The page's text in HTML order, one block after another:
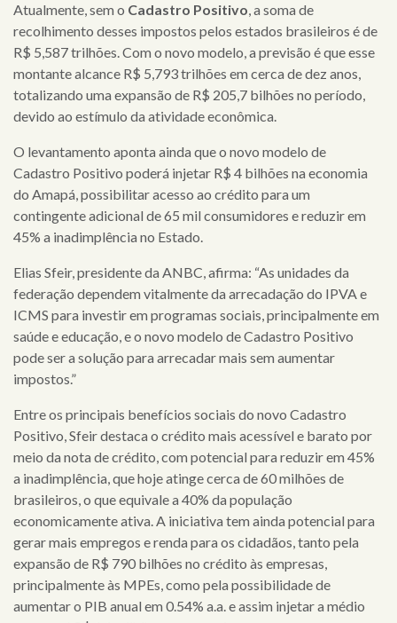
home
quem
somos
serviços
clientes
cases
notícias
Atualmente, sem o Cadastro Positivo, a soma de
recolhimento desses impostos pelos estados brasileiros é de
R$ 5,587 trilhões. Com o novo modelo, a previsão é que esse
montante alcance R$ 5,793 trilhões em cerca de dez anos,
totalizando uma expansão de R$ 205,7 bilhões no período,
devido ao estímulo da atividade econômica.
O levantamento aponta ainda que o novo modelo de
Cadastro Positivo poderá injetar R$ 4 bilhões na economia
do Amapá, possibilitar acesso ao crédito para um
contingente adicional de 65 mil consumidores e reduzir em
45% a inadimplência no Estado.
Elias Sfeir, presidente da ANBC, afirma: “As unidades da
federação dependem vitalmente da arrecadação do IPVA e
ICMS para investir em programas sociais, principalmente em
saúde e educação, e o novo modelo de Cadastro Positivo
pode ser a solução para arrecadar mais sem aumentar
impostos.”
Entre os principais benefícios sociais do novo Cadastro
Positivo, Sfeir destaca o crédito mais acessível e barato por
meio da nota de crédito, com potencial para reduzir em 45%
a inadimplência, que hoje atinge cerca de 60 milhões de
brasileiros, o que equivale a 40% da população
economicamente ativa. A iniciativa tem ainda potencial para
gerar mais empregos e renda para os cidadãos, tanto pela
expansão de R$ 790 bilhões no crédito às empresas,
principalmente às MPEs, como pela possibilidade de
aumentar o PIB anual em 0.54% a.a. e assim injetar a médio